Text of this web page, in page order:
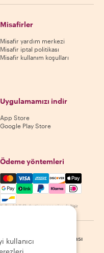
Misafirler
Misafir yardım merkezi
Misafir iptal politikası
Misafir kullanım koşulları
Uygulamamızı indir
App Store
Google Play Store
Ödeme yöntemleri
Mastercard, Visa, Amex,
Kullanılabilirlik destinasyona göre değişir
| Site haritası
kullanıcı